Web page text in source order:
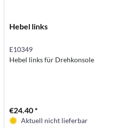
Hebel links
E10349
Hebel links für Drehkonsole
€24.40 *
Aktuell nicht lieferbar